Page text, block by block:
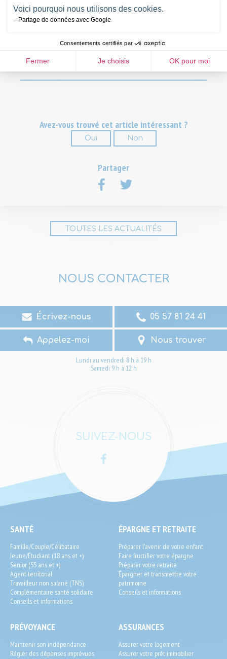
Voici pourquoi nous utilisons des cookies.
Partage de données avec Google
Consentements certifiés par
Fermer Je choisis OK pour moi
enfin, épargner le plus tôt possible permet de s'assurer un capital qui
sera disponible plus tard. Cette somme permettra de compléter sa
Pour en savoir plus sur les solutions d'épargne,
Avez-vous trouvé cet article intéressant ?
Oui Non
Partager
sur
Facebook
sur
Twitter
TOUTES LES ACTUALITÉS
NOUS CONTACTER
Écrivez-nous 05 57 81 24 41
Lundi au vendredi 8 h à 19 h
Samedi 9 h à 12 h
Appelez-moi Nous trouver
SUIVEZ-NOUS
Facebook
SEO
End-
User
SANTÉ
Famille/Couple/Célibataire
Jeune/Étudiant (18 ans et +)
Senior (55 ans et +)
Agent territorial
Travailleur non salarié (TNS)
Complémentaire santé solidaire
Conseils et informations
ÉPARGNE ET RETRAITE
Préparer l'avenir de votre enfant
Faire fructifier votre épargne
Préparer votre retraite
Épargner et transmettre votre
patrimoine
Conseils et informations
PRÉVOYANCE
Maintenir son indépendance
Régler des dépenses imprévues
ASSURANCES
Assurer votre logement
Assurer votre prêt immobilier